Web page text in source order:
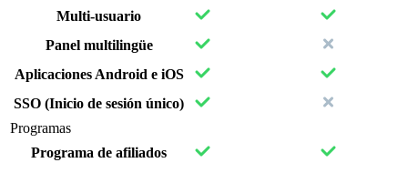
Multi-usuario
Panel multilingüe
Aplicaciones Android e iOS
SSO (Inicio de sesión único)
Programas
Programa de afiliados